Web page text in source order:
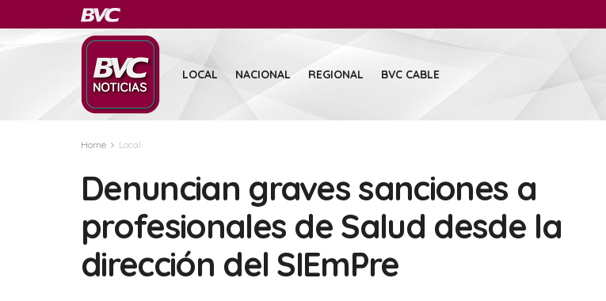
LOCAL NACIONAL REGIONAL BVC CABLE
Home Local
Denuncian graves sanciones a
profesionales de Salud desde la
dirección del SIEmPre